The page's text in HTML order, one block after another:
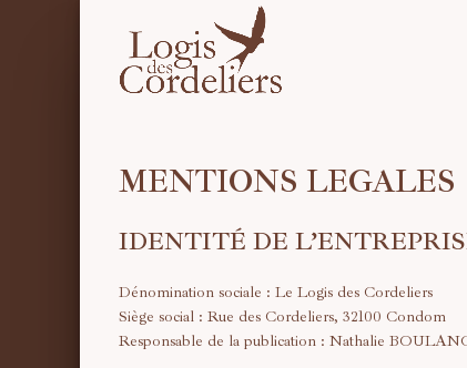
MENTIONS LEGALES
IDENTITÉ DE
Dénomination sociale : Le Logis des Cordeliers
Siège social : Rue des Cordeliers, 32100 Condom
Responsable de la publication : Nathalie